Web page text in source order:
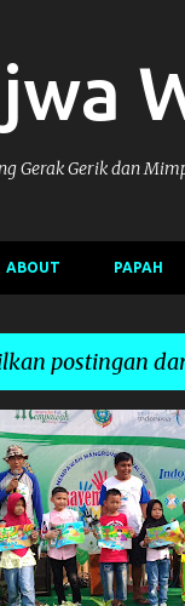
Gerak Gerik dan
ABOUT PAPAH
postingan
LOMBA